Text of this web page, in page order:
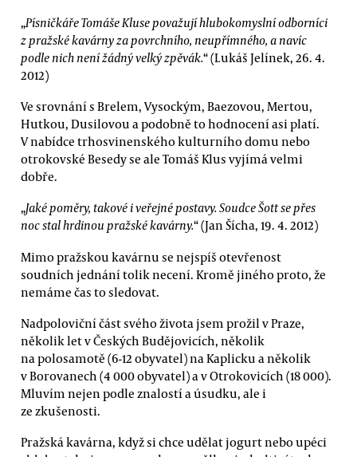
„Písničkáře Tomáše Kluse považují hlubokomyslní odborníci
z pražské kavárny za povrchního, neupřímného, a navíc
podle nich není žádný velký zpěvák.“ (Lukáš Jelínek, 26. 4.
2012)
Ve srovnání s Brelem, Vysockým, Baezovou, Mertou,
Hutkou, Dusilovou a podobně to hodnocení asi platí.
V nabídce trhosvinenského kulturního domu nebo
otrokovské Besedy se ale Tomáš Klus vyjímá velmi
dobře.
„Jaké poměry, takové i veřejné postavy. Soudce Šott se přes
noc stal hrdinou pražské kavárny.“ (Jan Šícha, 19. 4. 2012)
Mimo pražskou kavárnu se nejspíš otevřenost
soudních jednání tolik necení. Kromě jiného proto, že
nemáme čas to sledovat.
Nadpoloviční část svého života jsem prožil v Praze,
několik let v Českých Budějovicích, několik
na polosamotě (6-12 obyvatel) na Kaplicku a několik
v Borovanech (4 000 obyvatel) a v Otrokovicích (18 000).
Mluvím nejen podle znalostí a úsudku, ale i
ze zkušenosti.
Pražská kavárna, když si chce udělat jogurt nebo upéci